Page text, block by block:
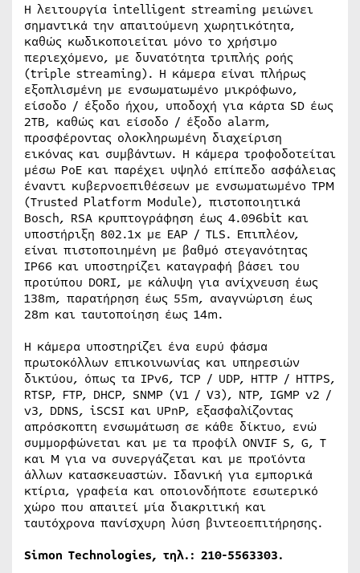
Η λειτουργία intelligent streaming μειώνει
σημαντικά την απαιτούμενη χωρητικότητα,
καθώς κωδικοποιείται μόνο το χρήσιμο
περιεχόμενο, με δυνατότητα τριπλής ροής
(triple streaming). Η κάμερα είναι πλήρως
εξοπλισμένη με ενσωματωμένο μικρόφωνο,
είσοδο / έξοδο ήχου, υποδοχή για κάρτα SD έως
2TB, καθώς και είσοδο / έξοδο alarm,
προσφέροντας ολοκληρωμένη διαχείριση
εικόνας και συμβάντων. Η κάμερα τροφοδοτείται
μέσω PoE και παρέχει υψηλό επίπεδο ασφάλειας
έναντι κυβερνοεπιθέσεων με ενσωματωμένο TPM
(Trusted Platform Module), πιστοποιητικά
Bosch, RSA κρυπτογράφηση έως 4.096bit και
υποστήριξη 802.1x με EAP / TLS. Επιπλέον,
είναι πιστοποιημένη με βαθμό στεγανότητας
IP66 και υποστηρίζει καταγραφή βάσει του
προτύπου DORI, με κάλυψη για ανίχνευση έως
138m, παρατήρηση έως 55m, αναγνώριση έως
28m και ταυτοποίηση έως 14m.
Η κάμερα υποστηρίζει ένα ευρύ φάσμα
πρωτοκόλλων επικοινωνίας και υπηρεσιών
δικτύου, όπως τα IPv6, TCP / UDP, HTTP / HTTPS,
RTSP, FTP, DHCP, SNMP (V1 / V3), NTP, IGMP v2 /
v3, DDNS, iSCSI και UPnP, εξασφαλίζοντας
απρόσκοπτη ενσωμάτωση σε κάθε δίκτυο, ενώ
συμμορφώνεται και με τα προφίλ ONVIF S, G, T
και M για να συνεργάζεται και με προϊόντα
άλλων κατασκευαστών. Ιδανική για εμπορικά
κτίρια, γραφεία και οποιονδήποτε εσωτερικό
χώρο που απαιτεί μία διακριτική και
ταυτόχρονα πανίσχυρη λύση βιντεοεπιτήρησης.
Simon Technologies, τηλ.: 210-5563303.